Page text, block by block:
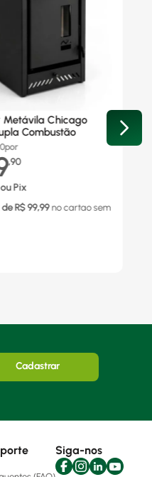
Chicago
Combustão
por
,90
Pix
R$99,99 no cartaosem
Cadastrar
Siga-nos